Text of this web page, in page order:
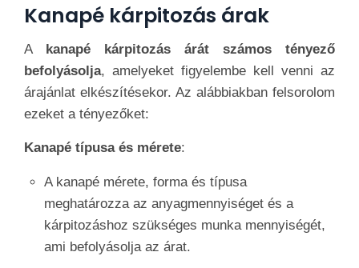
Kanapé kárpitozás árak
A kanapé kárpitozás árát számos tényező
befolyásolja, amelyeket figyelembe kell venni az
árajánlat elkészítésekor. Az alábbiakban felsorolom
ezeket a tényezőket:
Kanapé típusa és mérete:
A kanapé mérete, forma és típusa
meghatározza az anyagmennyiséget és a
kárpitozáshoz szükséges munka mennyiségét,
ami befolyásolja az árat.